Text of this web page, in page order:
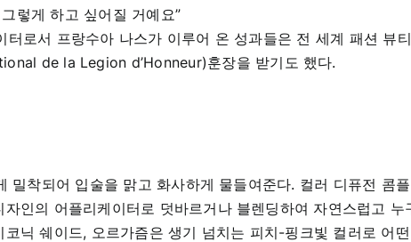
렇게 하고 싶어질 거예요”
로서 프랑수아 나스가 이루어 온 성과들은 전 세계 패션 뷰
de la Legion d’Honneur)훈장을 받기도 했다.
밀착되어 입술을 맑고 화사하게 물들여준다. 컬러 디퓨전 콤
인의 어플리케이터로 덧바르거나 블렌딩하여 자연스럽고
닉 쉐이드, 오르가즘은 생기 넘치는 피치-핑크빛 컬러로 어